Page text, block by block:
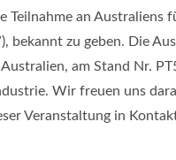
Teilnahme an Australiens
bekannt zu geben. Die
am Stand Nr.
Wir freuen uns
Veranstaltung in